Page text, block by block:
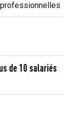
de 10 salariés